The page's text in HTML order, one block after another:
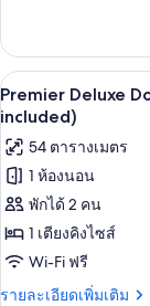
Wonderbox
included)
เกี่ยว
กับ
Deluxe
Twin
(Cimer
&
Wonderbox
included)
เปิด
ภาพถ่าย
ทั้งหมด
ของ
Premier
Deluxe
Double
Room
4
Premier Deluxe
included)
54 ตารางเมตร
1 ห้องนอน
พักได้ 2 คน
1 เตียงคิงไซส์
Wi-Fi ฟรี
รายละเอียดเพิ่มเติม
ราย